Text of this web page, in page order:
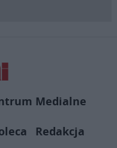
Medialne
Redakcja